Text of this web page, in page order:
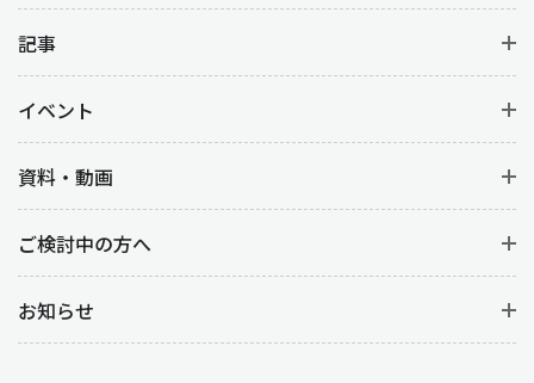
記事
イベント
資料・動画
ご検討中の方へ
お知らせ